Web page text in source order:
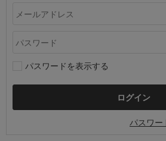
パスワードを表示する
パスワー